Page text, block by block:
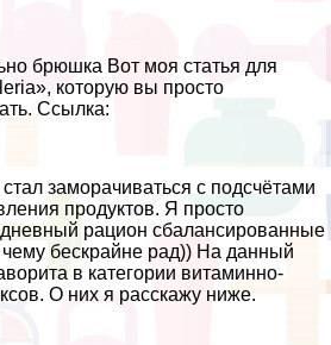
брюшка Вот моя статья для
которую вы просто
Ссылка:
заморачиваться с подсчётами
продуктов. Я просто
рацион сбалансированные
бескрайне рад)) На данный
в категории витаминно-
О них я расскажу ниже.